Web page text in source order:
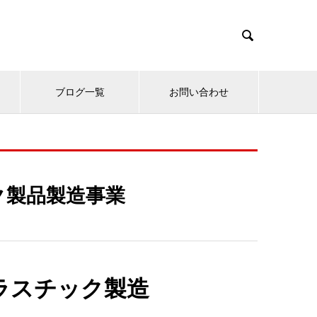

ブログ一覧 お問い合わせ
品製造事業
スチック製造